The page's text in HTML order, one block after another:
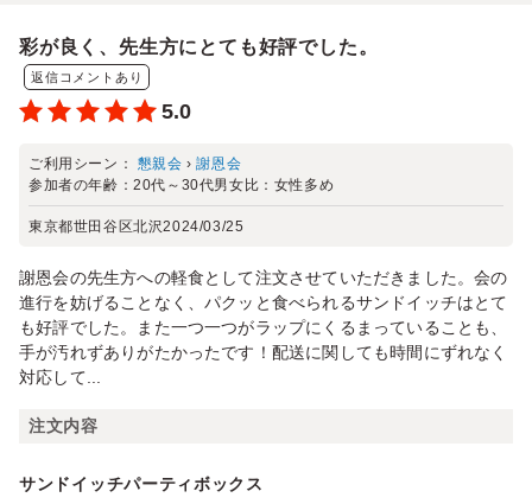
彩が良く、先生方にとても好評でした。
返信コメントあり
5.0
ご利用シーン： 懇親会 ›謝恩会
参加者の年齢：20代～30代男女比： 女性多め
東京都世田谷区北沢2024/03/25
謝恩会の先生方への軽食として注文させていただきました。会の
進行を妨げることなく、パクッと食べられるサンドイッチはとて
も好評でした。また一つ一つがラップにくるまっていることも、
手が汚れずありがたかったです！配送に関しても時間にずれなく
対応して...
注文内容
サンドイッチパーティボックス